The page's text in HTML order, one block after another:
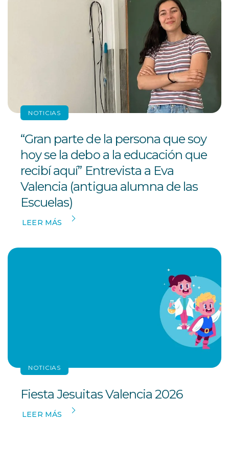
NOTICIAS
“Gran parte de la persona que soy
hoy se la debo a la educación que
recibí aquí” Entrevista a Eva
Valencia (antigua alumna de las
Escuelas)
LEER MÁS
NOTICIAS
Fiesta Jesuitas Valencia 2026
LEER MÁS